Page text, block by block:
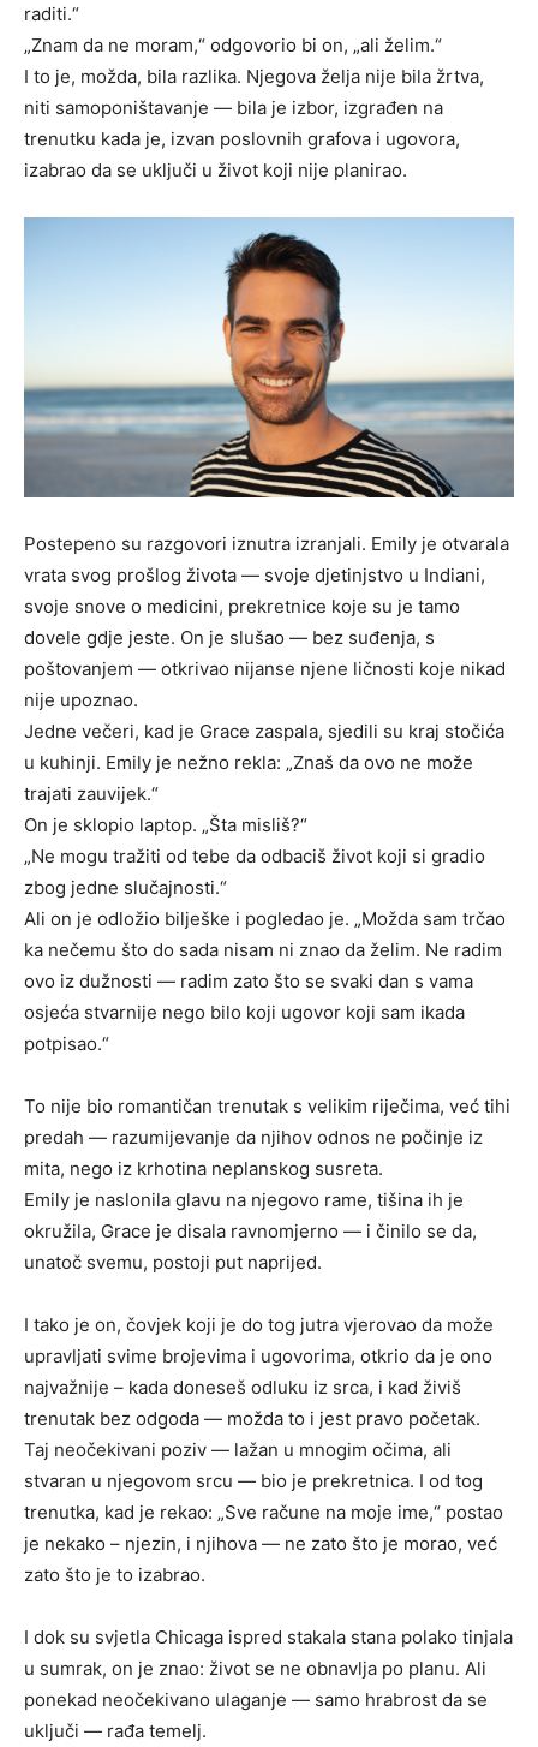
raditi.“
„Znam da ne moram,“ odgovorio bi on, „ali želim.“
I to je, možda, bila razlika. Njegova želja nije bila žrtva,
niti samoponištavanje — bila je izbor, izgrađen na
trenutku kada je, izvan poslovnih grafova i ugovora,
izabrao da se uključi u život koji nije planirao.
Postepeno su razgovori iznutra izranjali. Emily je otvarala
vrata svog prošlog života — svoje djetinjstvo u Indiani,
svoje snove o medicini, prekretnice koje su je tamo
dovele gdje jeste. On je slušao — bez suđenja, s
poštovanjem — otkrivao nijanse njene ličnosti koje nikad
nije upoznao.
Jedne večeri, kad je Grace zaspala, sjedili su kraj stočića
u kuhinji. Emily je nežno rekla: „Znaš da ovo ne može
trajati zauvijek.“
On je sklopio laptop. „Šta misliš?“
„Ne mogu tražiti od tebe da odbaciš život koji si gradio
zbog jedne slučajnosti.“
Ali on je odložio bilješke i pogledao je. „Možda sam trčao
ka nečemu što do sada nisam ni znao da želim. Ne radim
ovo iz dužnosti — radim zato što se svaki dan s vama
osjeća stvarnije nego bilo koji ugovor koji sam ikada
potpisao.“
To nije bio romantičan trenutak s velikim riječima, već tihi
predah — razumijevanje da njihov odnos ne počinje iz
mita, nego iz krhotina neplanskog susreta.
Emily je naslonila glavu na njegovo rame, tišina ih je
okružila, Grace je disala ravnomjerno — i činilo se da,
unatoč svemu, postoji put naprijed.
I tako je on, čovjek koji je do tog jutra vjerovao da može
upravljati svime brojevima i ugovorima, otkrio da je ono
najvažnije – kada doneseš odluku iz srca, i kad živiš
trenutak bez odgoda — možda to i jest pravo početak.
Taj neočekivani poziv — lažan u mnogim očima, ali
stvaran u njegovom srcu — bio je prekretnica. I od tog
trenutka, kad je rekao: „Sve račune na moje ime,“ postao
je nekako – njezin, i njihova — ne zato što je morao, već
zato što je to izabrao.
I dok su svjetla Chicaga ispred stakala stana polako tinjala
u sumrak, on je znao: život se ne obnavlja po planu. Ali
ponekad neočekivano ulaganje — samo hrabrost da se
uključi — rađa temelj.